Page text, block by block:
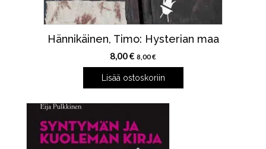
Hännikäinen, Timo: Hysterian maa
8,00€ 8,00€
Lisää ostoskoriin